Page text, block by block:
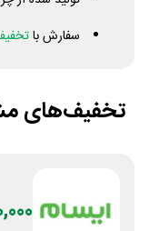
سفارش با
تخفیف‌های